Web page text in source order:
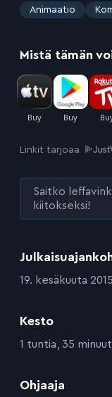
:19. kesäkuuta 2015
Kesto
:1 tuntia, 35
Ohjaaja
: Animaatio
Mistä tämän
Linkit tarjoaa
Saitko
kiitokseksi!